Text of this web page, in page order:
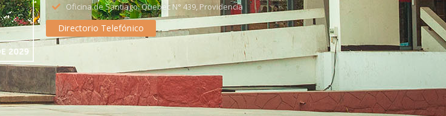
Oficina de Santiago: Quebec N° 439, Providencia
Directorio Telefónico